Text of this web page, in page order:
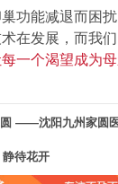
功能减退而困
在发展，而我们
一个渴望成为
——沈阳九州家圆
待花开